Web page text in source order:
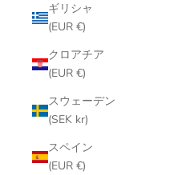
ギリシャ
(EUR €)
クロアチア
(EUR €)
スウェーデン
(SEK kr)
スペイン
(EUR €)